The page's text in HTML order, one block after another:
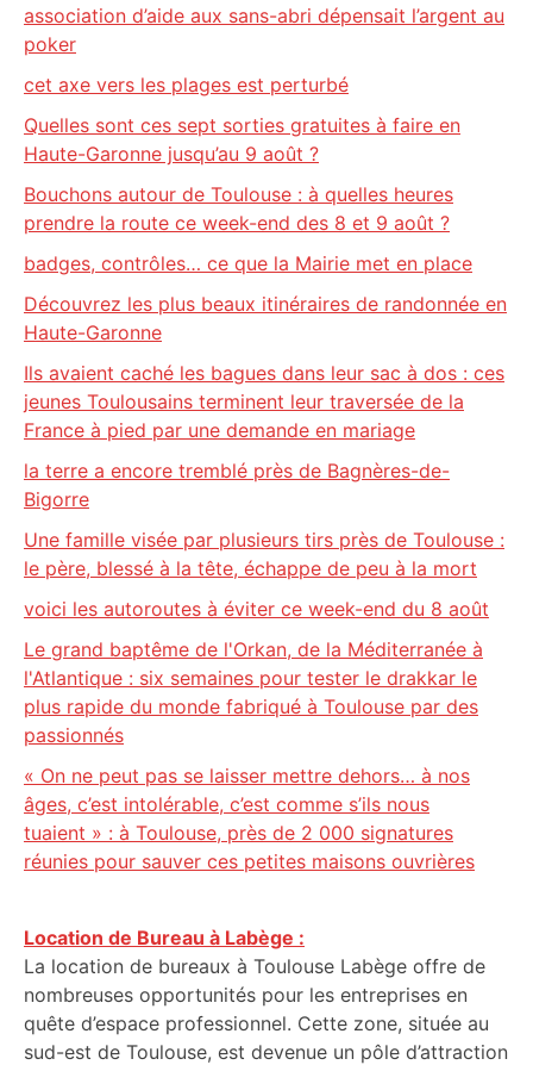
association d’aide aux sans-abri dépensait l’argent au
poker
cet axe vers les plages est perturbé
Quelles sont ces sept sorties gratuites à faire en
Haute-Garonne jusqu’au 9 août ?
Bouchons autour de Toulouse : à quelles heures
prendre la route ce week-end des 8 et 9 août ?
badges, contrôles… ce que la Mairie met en place
Découvrez les plus beaux itinéraires de randonnée en
Haute-Garonne
Ils avaient caché les bagues dans leur sac à dos : ces
jeunes Toulousains terminent leur traversée de la
France à pied par une demande en mariage
la terre a encore tremblé près de Bagnères-de-
Bigorre
Une famille visée par plusieurs tirs près de Toulouse :
le père, blessé à la tête, échappe de peu à la mort
voici les autoroutes à éviter ce week-end du 8 août
Le grand baptême de l'Orkan, de la Méditerranée à
l'Atlantique : six semaines pour tester le drakkar le
plus rapide du monde fabriqué à Toulouse par des
passionnés
« On ne peut pas se laisser mettre dehors… à nos
âges, c’est intolérable, c’est comme s’ils nous
tuaient » : à Toulouse, près de 2 000 signatures
réunies pour sauver ces petites maisons ouvrières
Location de Bureau à Labège :
La location de bureaux à Toulouse Labège offre de
nombreuses opportunités pour les entreprises en
quête d’espace professionnel. Cette zone, située au
sud-est de Toulouse, est devenue un pôle d’attraction